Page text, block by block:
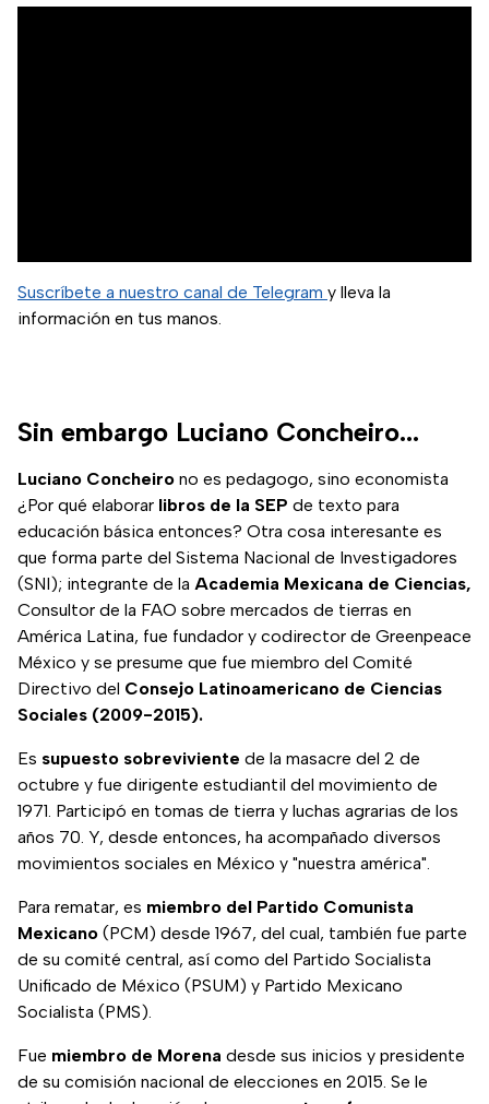
Suscríbete a nuestro canal de Telegram y lleva la
información en tus manos.
Sin embargo Luciano Concheiro...
Luciano Concheiro no es pedagogo, sino economista
¿Por qué elaborar libros de la SEP de texto para
educación básica entonces? Otra cosa interesante es
que forma parte del Sistema Nacional de Investigadores
(SNI); integrante de la Academia Mexicana de Ciencias,
Consultor de la FAO sobre mercados de tierras en
América Latina, fue fundador y codirector de Greenpeace
México y se presume que fue miembro del Comité
Directivo del Consejo Latinoamericano de Ciencias
Sociales (2009-2015).
Es supuesto sobreviviente de la masacre del 2 de
octubre y fue dirigente estudiantil del movimiento de
1971. Participó en tomas de tierra y luchas agrarias de los
años 70. Y, desde entonces, ha acompañado diversos
movimientos sociales en México y "nuestra américa".
Para rematar, es miembro del Partido Comunista
Mexicano (PCM) desde 1967, del cual, también fue parte
de su comité central, así como del Partido Socialista
Unificado de México (PSUM) y Partido Mexicano
Socialista (PMS).
Fue miembro de Morena desde sus inicios y presidente
de su comisión nacional de elecciones en 2015. Se le